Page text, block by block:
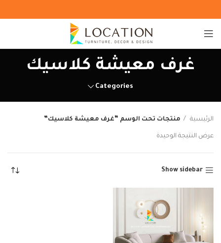
غرف معيشة كلاسيك
Categories
الرئيسية منتجات تحت الوسم “غرف معيشة كلاسيك”
عرض النتيجة الوحيدة
Show sidebar